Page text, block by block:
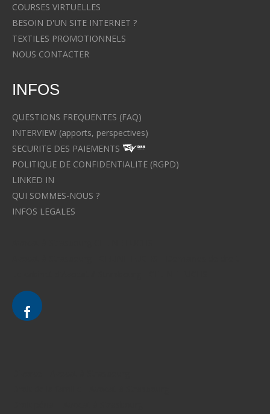
COURSES VIRTUELLES
BESOIN D'UN SITE INTERNET ?
TEXTILES PROMOTIONNELS
NOUS CONTACTER
INFOS
QUESTIONS FREQUENTES (FAQ)
INTERVIEW (apports, perspectives)
SECURITE DES PAIEMENTS
POLITIQUE DE CONFIDENTIALITE (RGPD)
LINKED IN
QUI SOMMES-NOUS ?
INFOS LEGALES